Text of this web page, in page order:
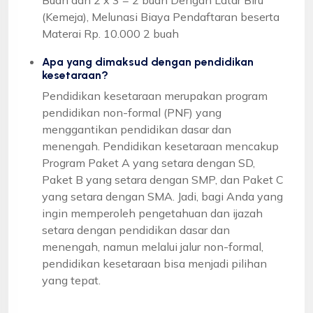
(Kemeja), Melunasi Biaya Pendaftaran beserta
Materai Rp. 10.000 2 buah
Apa yang dimaksud dengan pendidikan
kesetaraan?
Pendidikan kesetaraan merupakan program
pendidikan non-formal (PNF) yang
menggantikan pendidikan dasar dan
menengah. Pendidikan kesetaraan mencakup
Program Paket A yang setara dengan SD,
Paket B yang setara dengan SMP, dan Paket C
yang setara dengan SMA. Jadi, bagi Anda yang
ingin memperoleh pengetahuan dan ijazah
setara dengan pendidikan dasar dan
menengah, namun melalui jalur non-formal,
pendidikan kesetaraan bisa menjadi pilihan
yang tepat.